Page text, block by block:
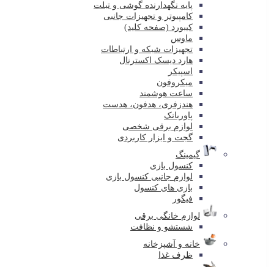
پایه نگهدارنده گوشی و تبلت
کامپیوتر و تجهیزات جانبی
کیبورد (صفحه کلید)
ماوس
تجهیزات شبکه و ارتباطات
هارد دیسک اکسترنال
اسپیکر
میکروفون
ساعت هوشمند
هندزفری، هدفون، هدست
پاوربانک
لوازم برقی شخصی
گجت و ابزار کاربردی
گیمینگ
کنسول بازی
لوازم جانبی کنسول بازی
بازی های کنسول
فیگور
لوازم خانگی برقی
شستشو و نظافت
خانه و آشپزخانه
ظرف غذا